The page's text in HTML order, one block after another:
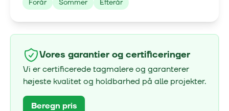
Forår Sommer Efterår
Vores garantier og certificeringer
Vi er certificerede tagmalere og garanterer
højeste kvalitet og holdbarhed på alle projekter.
Beregn pris